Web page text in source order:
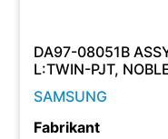
DA97-08051B
L:TWIN-PJT,
SAMSUNG
Fabrikant